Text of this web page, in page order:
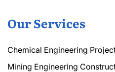
Our Services
Chemical Engineering
Mining Engineering